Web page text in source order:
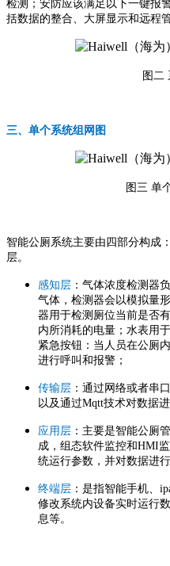
检测；安防应该满足以下一键报
括数据的整合、大屏显示和远程
图二
三、单个系统组网图
图三 单
智能公厕系统主要由四部分构成
层。
感知层 ：气体浓度检测器
气体，检测器会以模拟量
器用于检测厕位当前是否
内所消耗的电量；水表用
紧急按钮：当人员在公厕
进行呼叫和报警；
传输层 ：通过网络或者串
以及通过Mqtt技术对数据
应用层 ：主要是智能公厕
成，组态软件监控和HMI
统运行参数，并对数据进
终端层 ：是指智能手机、
修改系统内设备实时运行
息等。